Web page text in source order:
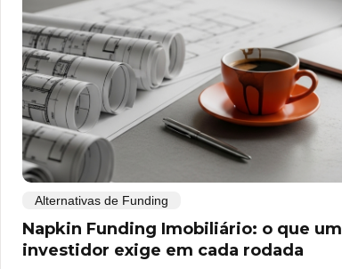
Alternativas de Funding
Napkin Funding Imobiliário: o que um
investidor exige em cada rodada